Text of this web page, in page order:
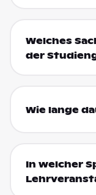
Welches
der
Wie lange
In welcher